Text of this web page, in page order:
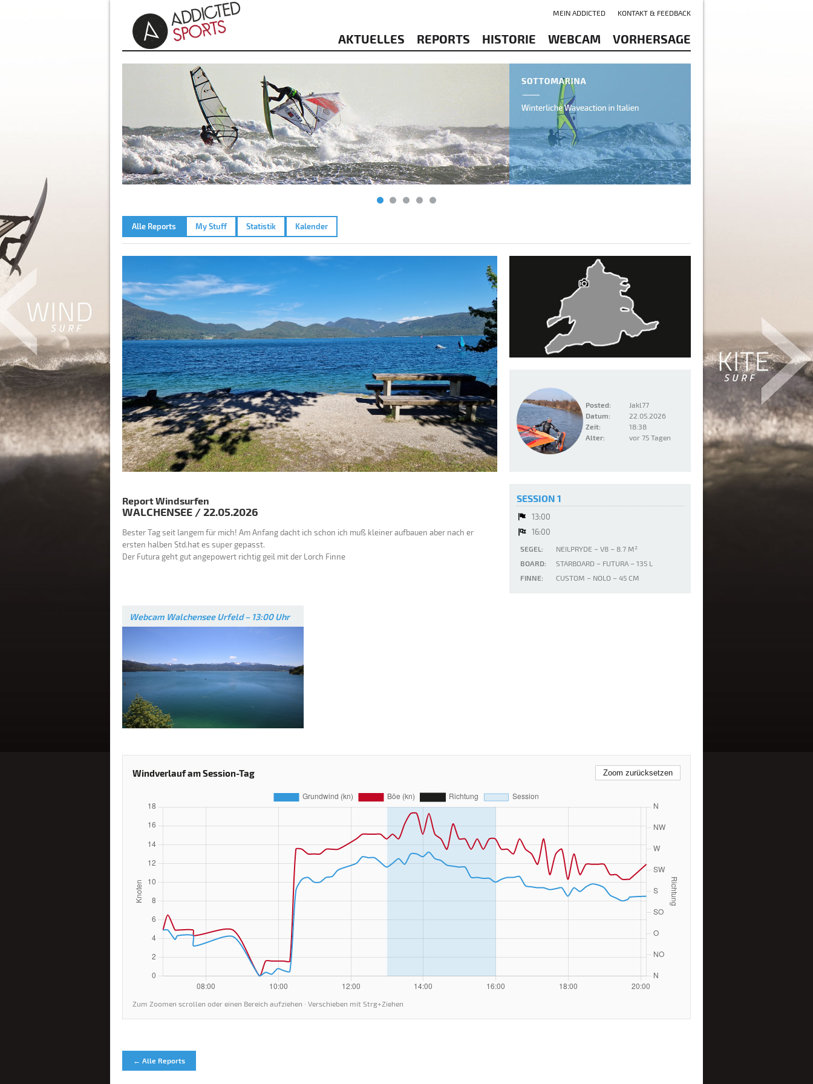
AKTUELLES REPORTS HISTORIE WEBCAM VORHERSAGE
MEIN ADDICTED KONTAKT & FEEDBACK
Alle Reports My Stuff Statistik Kalender
Posted:
Jakl77
Datum:
22.05.2026
Zeit:
18:38
Alter:
vor 75 Tagen
Report Windsurfen
WALCHENSEE / 22.05.2026
Bester Tag seit langem für mich! Am Anfang dacht ich schon ich muß kleiner aufbauen aber nach er
ersten halben Std.hat es super gepasst.
Der Futura geht gut angepowert richtig geil mit der Lorch Finne
SESSION 1
13:00
16:00
SEGEL:
NEILPRYDE – V8 – 8.7 M²
BOARD:
STARBOARD – FUTURA – 135 L
FINNE:
CUSTOM – NOLO – 45 CM
Webcam Walchensee Urfeld – 13:00 Uhr
Windverlauf am Session-Tag Zoom zurücksetzen
Zum Zoomen scrollen oder einen Bereich aufziehen · Verschieben mit Strg+Ziehen
← Alle Reports